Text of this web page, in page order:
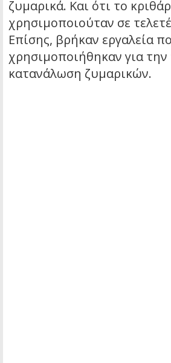
ζυμαρικά. Και ότι το
χρησιμοποιούταν σε
Επίσης, βρήκαν εργαλεία
χρησιμοποιήθηκαν για
κατανάλωση ζυμαρικών.